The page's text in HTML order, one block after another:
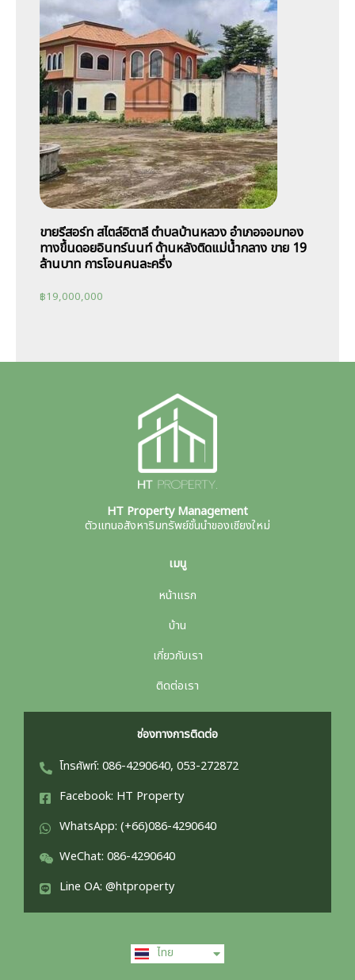
ขายรีสอร์ท สไตล์อิตาลี ตำบลบ้านหลวง อำเภอจอมทอง
ทางขึ้นดอยอินทร์นนท์ ด้านหลังติดแม่น้ำกลาง ขาย 19
ล้านบาท การโอนคนละครึ่ง
฿19,000,000
HT Property Management
ตัวแทนอสังหาริมทรัพย์ชั้นนำของเชียงใหม่
เมนู
หน้าแรก
บ้าน
เกี่ยวกับเรา
ติดต่อเรา
ช่องทางการติดต่อ
โทรศัพท์: 086-4290640, 053-272872
Facebook: HT Property
WhatsApp: (+66)086-4290640
WeChat: 086-4290640
Line OA: @htproperty
ไทย
中文 (中国)